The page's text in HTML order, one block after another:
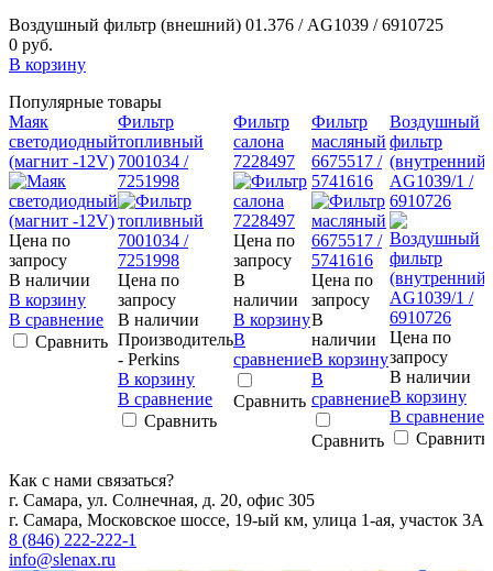
Воздушный фильтр (внешний) 01.376 / AG1039 / 6910725
0 руб.
В корзину
Популярные товары
Маяк
светодиодный
(магнит -12V)
Цена по
запросу
В наличии
В корзину
В сравнение
Сравнить
Фильтр
топливный
7001034 /
7251998
Цена по
запросу
В наличии
Производитель
- Perkins
В корзину
В сравнение
Сравнить
Фильтр
салона
7228497
Цена по
запросу
В
наличии
В корзину
В
сравнение
Сравнить
Фильтр
масляный
6675517 /
5741616
Цена по
запросу
В
наличии
В корзину
В
сравнение
Сравнить
Воздушный
фильтр
(внутренний)
AG1039/1 /
6910726
Цена по
запросу
В наличии
В корзину
В сравнение
Сравнить
Как с нами связаться?
г. Самара, ул. Солнечная, д. 20, офис 305
г. Самара, Московское шоссе, 19-ый км, улица 1-ая, участок 3А
8 (846) 222-222-1
info@slenax.ru